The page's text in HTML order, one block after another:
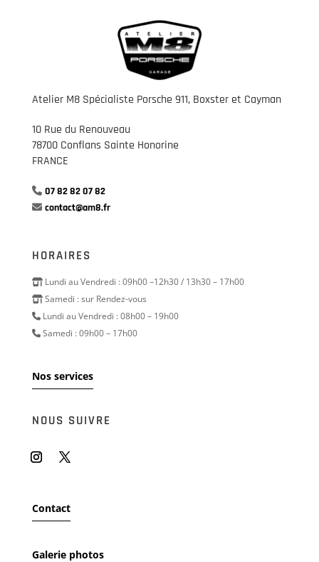
Atelier M8 Spécialiste Porsche 911, Boxster et Cayman
10 Rue du Renouveau
78700 Conflans Sainte Honorine
FRANCE
07 82 82 07 82
contact@am8.fr
HORAIRES
Lundi au Vendredi : 09h00 –12h30 / 13h30 – 17h00
Samedi : sur Rendez-vous
Lundi au Vendredi : 08h00 – 19h00
Samedi : 09h00 – 17h00
Nos services
NOUS SUIVRE
Contact
Galerie photos